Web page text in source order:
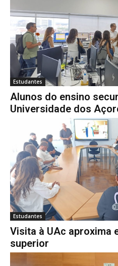
Estudantes
Alunos do ensino
Universidade dos
Estudantes
Visita à UAc aproxima
superior